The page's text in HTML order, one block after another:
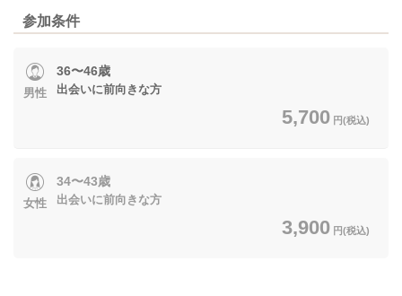
参加条件
男性
36〜46歳
出会いに前向きな方
5,700 円(税込)
女性
34〜43歳
出会いに前向きな方
3,900 円(税込)